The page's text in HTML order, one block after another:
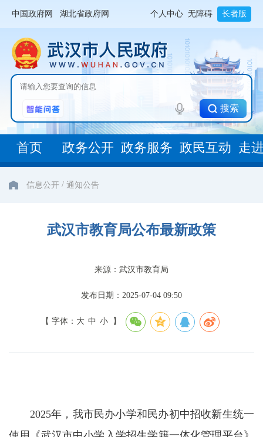
中国政府网 湖北省政府网 个人中心 无障碍 长者版
搜索
首页 政务公开 政务服务 政民互动 走
信息公开 / 通知公告
武汉市教育局公布最新政策
来源：武汉市教育局
发布日期：2025-07-04 09:50
【 字体： 大 中 小 】
2025年，我市民办小学和民办初中招收新生统一